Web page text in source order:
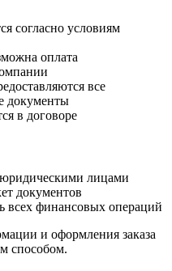
согласно условиям
оплата
все
документы
в договоре
лицами
документов
всех финансовых операций
и оформления заказа
способом.